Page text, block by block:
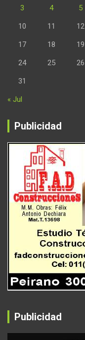
3 4 5
10 11 12
17 18 19
24 25 26
31
« Jul
Publicidad
Publicidad